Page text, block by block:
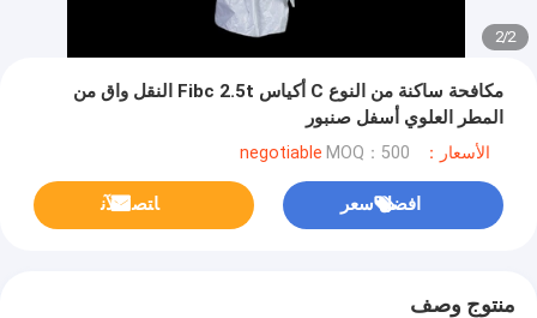
2
/
2
مكافحة ساكنة من النوع C أكياس Fibc 2.5t النقل واق من
المطر العلوي أسفل صنبور
الأسعار：negotiable MOQ：500
افضل سعر ﺎﺘﺼﻟ ﺍﻶﻧ
منتوج وصف